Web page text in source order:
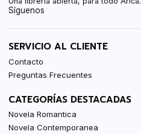
Síguenos
SERVICIO AL CLIENTE
Contacto
Preguntas Frecuentes
CATEGORÍAS DESTACADAS
Novela Romantica
Novela Contemporanea